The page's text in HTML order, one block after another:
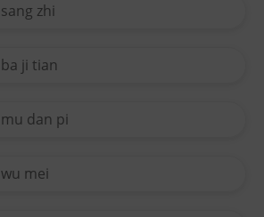
sang zhi
ba ji tian
mu dan pi
wu mei